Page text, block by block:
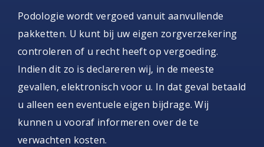
Podologie wordt vergoed vanuit aanvullende
pakketten. U kunt bij uw eigen zorgverzekering
controleren of u recht heeft op vergoeding.
Indien dit zo is declareren wij, in de meeste
gevallen, elektronisch voor u. In dat geval betaald
u alleen een eventuele eigen bijdrage. Wij
kunnen u vooraf informeren over de te
verwachten kosten.